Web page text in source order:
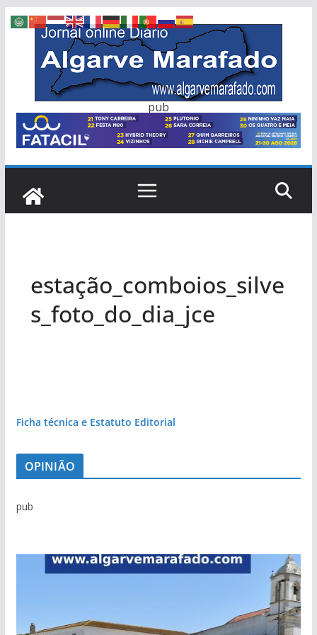
Skip
content
pub
estação_comboios_silve
s_foto_do_dia_jce
Ficha técnica e Estatuto Editorial
OPINIÃO
pub